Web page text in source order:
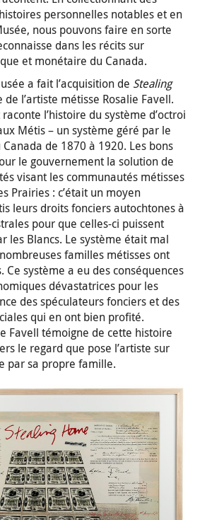
personnelles notables et en
nous pouvons faire en sorte
dans les récits sur
et monétaire du Canada.
a fait l’acquisition de Stealing
l’artiste métisse Rosalie Favell.
l’histoire du système d’octroi
Métis – un système géré par le
de 1870 à 1920. Les bons
le gouvernement la solution de
visant les communautés métisses
Prairies : c’était un moyen
leurs droits fonciers autochtones à
pour que celles-ci puissent
les Blancs. Le système était mal
familles métisses ont
Ce système a eu des conséquences
dévastatrices pour les
des spéculateurs fonciers et des
qui en ont bien profité.
Favell témoigne de cette histoire
le regard que pose l’artiste sur
par sa propre famille.